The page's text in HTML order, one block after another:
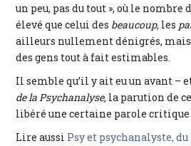
un peu, pas du tout », où le nombre
élevé que celui des beaucoup, les
ailleurs nullement dénigrés,
des gens tout à fait estimables.
Il semble qu’il y ait eu un avant –
de la Psychanalyse, la parution de
libéré une certaine parole critique
Lire aussi Psy et psychanalyste,